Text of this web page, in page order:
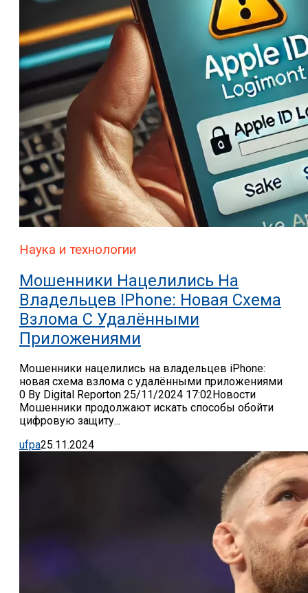
Наука и технологии
Мошенники Нацелились На
Владельцев IPhone: Новая Схема
Взлома С Удалёнными
Приложениями
Мошенники нацелились на владельцев iPhone:
новая схема взлома с удалёнными приложениями
0 By Digital Reporton 25/11/2024 17:02Новости
Мошенники продолжают искать способы обойти
цифровую защиту...
ufpa25.11.2024